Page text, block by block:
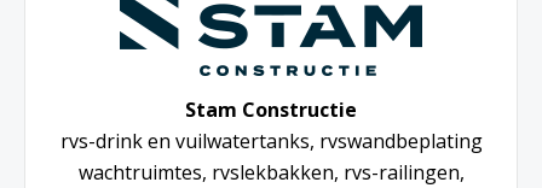
Stam Constructie
rvs-drink en vuilwatertanks, rvswandbeplating
wachtruimtes, rvslekbakken, rvs-railingen,